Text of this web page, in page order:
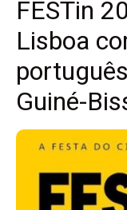
FESTin
Lisboa
Guiné-